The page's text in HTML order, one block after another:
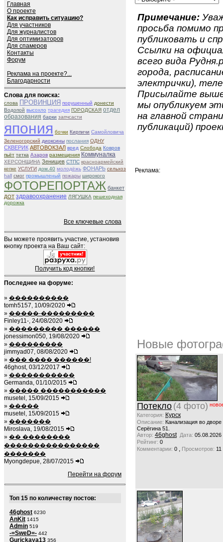
Главная
О проекте
Как исправить ситуацию?
Для участников
Для журналистов
Для оптимизаторов
Для спамеров
Контакты
Форум
Реклама на проекте?...
Благодарности
Слова для поиска:
слова ПРОВИНЦИЯ порушенный донести
Водопой высохло трагедия ГОРОДСКАЯ отдел
образования барки запчсасти
япония бочки Кирпичи Самойловича
Зеленогорский диоксины послания ОДНУ
СКВЕРИК АВТОВОКЗАЛ вред Слобода Ковров
пьёт тетка Азаров размещения Коммуналка
ХЕРСОНЩИНА Зенищев СТПС красноармейский
кепке УСЛУГИ дом.40 молодёжь ФОНАРЬ сельхоз
hall смог промышленый пожары широкого
ФОТОРЕПОРТАЖ банкет
ДОТ здравоохранение ЛЯГУШКА пешеходная
дорожка
Все ключевые слова
Вы можете проявить участие, установив
кнопку проекта на Ваш сайт:
Получить код кнопки!
Последнее на форуме:
» ����������
tomh5157, 10/09/2020
» �����-���������
Finley11-, 24/08/2020
» ��������� ������
jonessimon050, 19/08/2020
» ���������
jimmyad07, 08/08/2020
» ��� ���� ������!
46ghost, 03/12/2017
» �����������
Germanda, 01/10/2015
» ����� �����������
musetel, 15/09/2015
» �����
musetel, 15/09/2015
» �������
Miroslava, 19/08/2015
» �� ��������
����������������
�������
Myongdepue, 28/07/2015
Перейти на форум
Топ 15 по количеству постов:
46ghost 6230
AnKit 1415
Admin 519
-=SweD=- 442
Gurickaya13 356
Примечание:
просьба помимо
публиковать и
Ссылки на
всего вида
города,
электрички),
Присылайте
мы опубликуем
на главной
публикаций)
Реклама:
Новые
Потекло (4 фото)
Категория: Курск
Описание: Канализация во
Серёгина 51.
Автор: 46ghost Дата: 05.08.2026
Рейтинг: 0
Комментарии: 0 , Просмотров: 11